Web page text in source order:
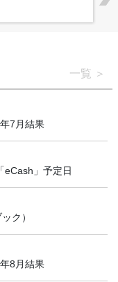
一覧
7月結果
eCash」予定日
ク）
8月結果